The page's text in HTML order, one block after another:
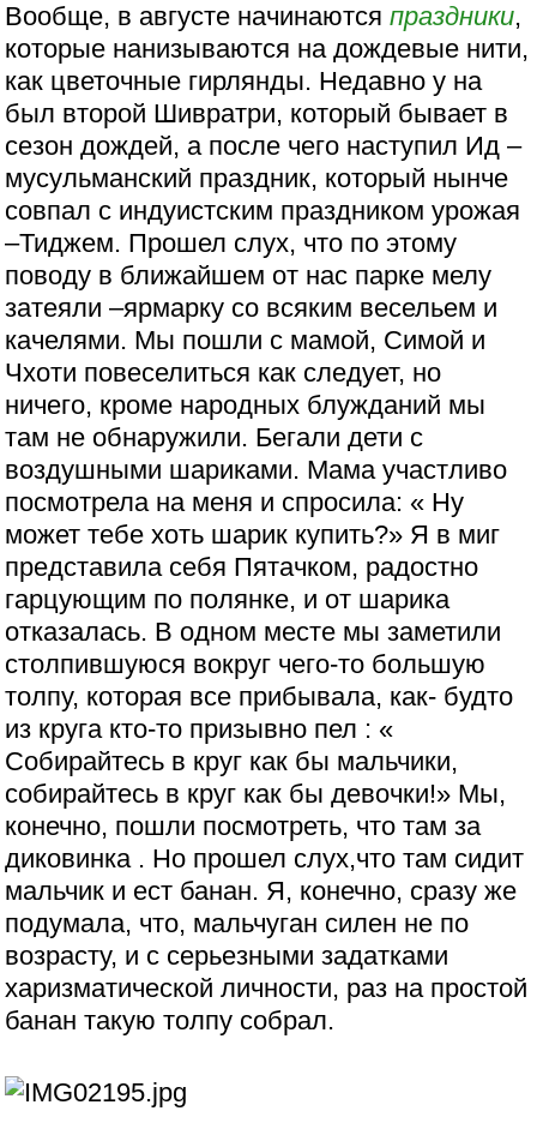
Вообще, в августе начинаютсяпраздники,
которые нанизываются на дождевые нити,
как цветочные гирлянды. Недавно у на
был второй Шивратри, который бывает в
сезон дождей, а после чего наступил Ид –
мусульманский праздник, который нынче
совпал с индуистским праздником урожая
–Тиджем. Прошел слух, что по этому
поводу в ближайшем от нас парке мелу
затеяли –ярмарку со всяким весельем и
качелями. Мы пошли с мамой, Симой и
Чхоти повеселиться как следует, но
ничего, кроме народных блужданий мы
там не обнаружили. Бегали дети с
воздушными шариками. Мама участливо
посмотрела на меня и спросила: « Ну
может тебе хоть шарик купить?» Я в миг
представила себя Пятачком, радостно
гарцующим по полянке, и от шарика
отказалась. В одном месте мы заметили
столпившуюся вокруг чего-то большую
толпу, которая все прибывала, как- будто
из круга кто-то призывно пел : «
Собирайтесь в круг как бы мальчики,
собирайтесь в круг как бы девочки!» Мы,
конечно, пошли посмотреть, что там за
диковинка . Но прошел слух,что там сидит
мальчик и ест банан. Я, конечно, сразу же
подумала, что, мальчуган силен не по
возрасту, и с серьезными задатками
харизматической личности, раз на простой
банан такую толпу собрал.